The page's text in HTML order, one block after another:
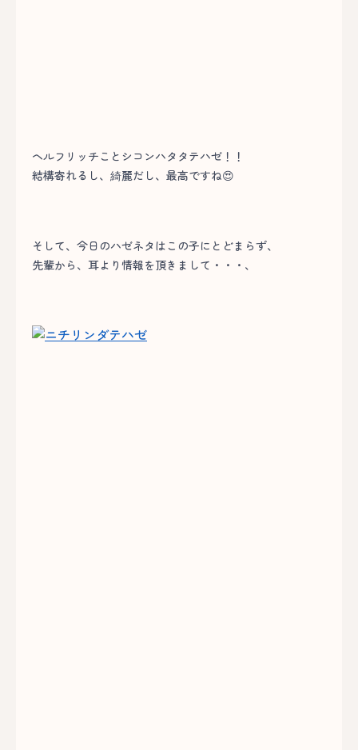
ヘルフリッチことシコンハタタテハゼ！！
結構寄れるし、綺麗だし、最高ですね😍
そして、今日のハゼネタはこの子にとどまらず、
先輩から、耳より情報を頂きまして・・・、